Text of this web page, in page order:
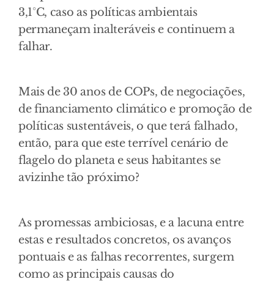
3,1°C, caso as políticas ambientais
permaneçam inalteráveis e continuem a
falhar.
Mais de 30 anos de COPs, de negociações,
de financiamento climático e promoção de
políticas sustentáveis, o que terá falhado,
então, para que este terrível cenário de
flagelo do planeta e seus habitantes se
avizinhe tão próximo?
As promessas ambiciosas, e a lacuna entre
estas e resultados concretos, os avanços
pontuais e as falhas recorrentes, surgem
como as principais causas do